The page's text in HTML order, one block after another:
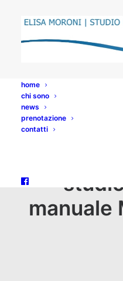
home
chi sono
news
prenotazione
contatti
manuale